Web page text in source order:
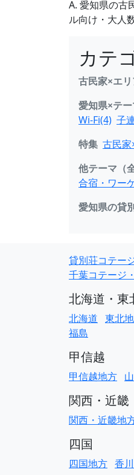
A. 愛知県の古
ル向け・大人
カテ
古民家×エ
愛知県×テー
Wi-Fi(4) 子
特集 古民家
他テーマ（
合宿・ワー
愛知県の貸
貸別荘コテー
千葉コテージ
北海道・東
北海道 東北
福島
甲信越
甲信越地方
関西・近畿
関西・近畿地
四国
四国地方 香川